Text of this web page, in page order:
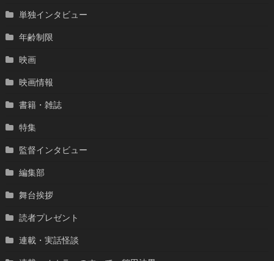
単独インタビュー
年齢制限
映画
映画情報
書籍・雑誌
特集
監督インタビュー
編集部
舞台挨拶
読者プレゼント
連載・実話怪談